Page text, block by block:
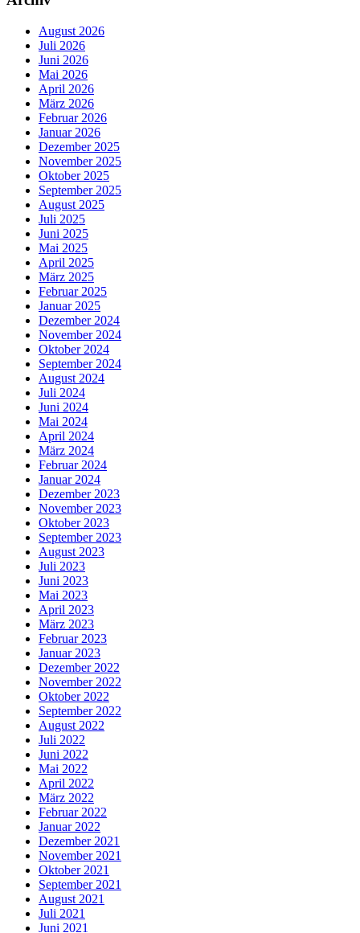
August 2026
Juli 2026
Juni 2026
Mai 2026
April 2026
März 2026
Februar 2026
Januar 2026
Dezember 2025
November 2025
Oktober 2025
September 2025
August 2025
Juli 2025
Juni 2025
Mai 2025
April 2025
März 2025
Februar 2025
Januar 2025
Dezember 2024
November 2024
Oktober 2024
September 2024
August 2024
Juli 2024
Juni 2024
Mai 2024
April 2024
März 2024
Februar 2024
Januar 2024
Dezember 2023
November 2023
Oktober 2023
September 2023
August 2023
Juli 2023
Juni 2023
Mai 2023
April 2023
März 2023
Februar 2023
Januar 2023
Dezember 2022
November 2022
Oktober 2022
September 2022
August 2022
Juli 2022
Juni 2022
Mai 2022
April 2022
März 2022
Februar 2022
Januar 2022
Dezember 2021
November 2021
Oktober 2021
September 2021
August 2021
Juli 2021
Juni 2021